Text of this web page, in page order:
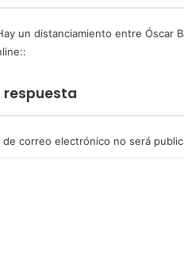
un distanciamiento entre Óscar
respuesta
de correo electrónico no será